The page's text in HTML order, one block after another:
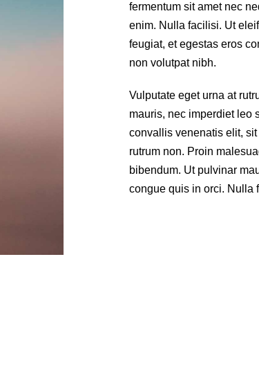
fermentum sit amet nec
enim. Nulla facilisi. Ut
feugiat, et egestas eros
non volutpat nibh.
Vulputate eget urna at
mauris, nec imperdiet leo
convallis venenatis elit,
rutrum non. Proin
bibendum. Ut pulvinar
congue quis in orci. Nulla